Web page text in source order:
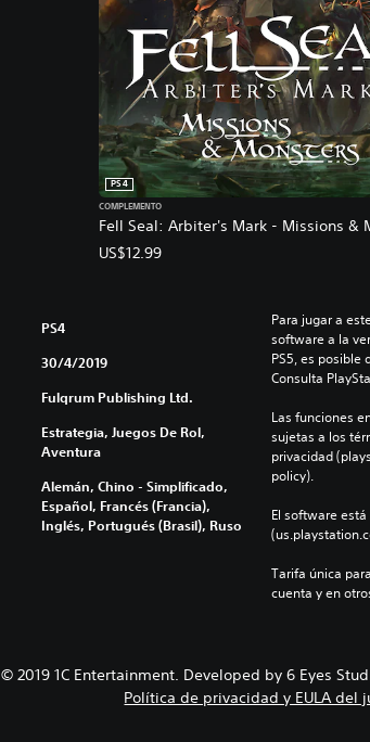
Fell Seal: Arbiter's Mark - Missions &
PS4
COMPLEMENTO
US$12.99
PS4
30/4/2019
Fulqrum Publishing Ltd.
Estrategia, Juegos De Rol,
Aventura
Alemán, Chino - Simplificado,
Español, Francés (Francia),
Inglés, Portugués (Brasil), Ruso
Para jugar a
software a la
PS5, es posible
Consulta
Las funciones
sujetas a los
privacidad
policy).
El software
Tarifa única
cuenta y en
© 2019 1C Entertainment. Developed by 6 Eyes
Política de privacidad y EULA del